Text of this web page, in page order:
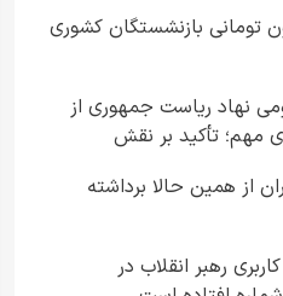
وام ۷۵ میلیون تومانی بازنشستگان کشوری
نهاد ریاست جمهوری از
مهم؛ تأکید بر نقش
در ارتقای آگاهی عمومی
از همین حالا برداشته
رهبر انقلاب در